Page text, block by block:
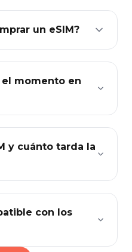
un eSIM?
el momento en
y cuánto tarda la
con los